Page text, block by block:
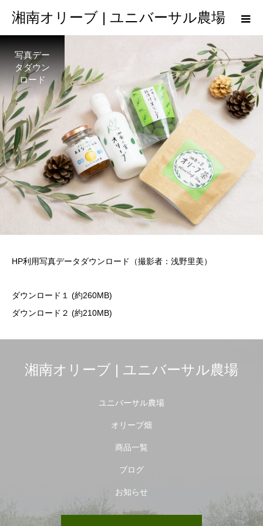
湘南オリーブ | ユニバーサル農場
写真デー
タダウン
ロード
HP利用写真データダウンロード（撮影者：浅野里美）
ダウンロー ド １
(約260MB)
ダウンロード２ (約210MB)
湘南オリーブ | ユニバーサル農場
ユニバーサル農場
オリーブ畑
商品一覧
ブログ
お知らせ